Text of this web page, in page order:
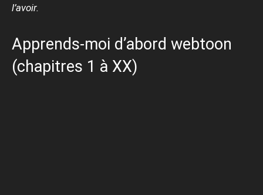
l’avoir.
Apprends-moi d’abord webtoon
(chapitres 1 à XX)